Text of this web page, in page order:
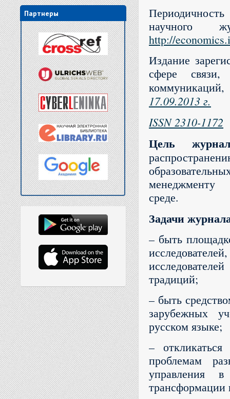
Партнеры
научного
http://
Издание
сфере
17.09.2013 г.
ISSN 2310-1172
Цель
менеджменту
среде.
Задачи
– быть
традиций;
– быть
зарубежных
русском языке;
–
проблемам
управления
трансформации